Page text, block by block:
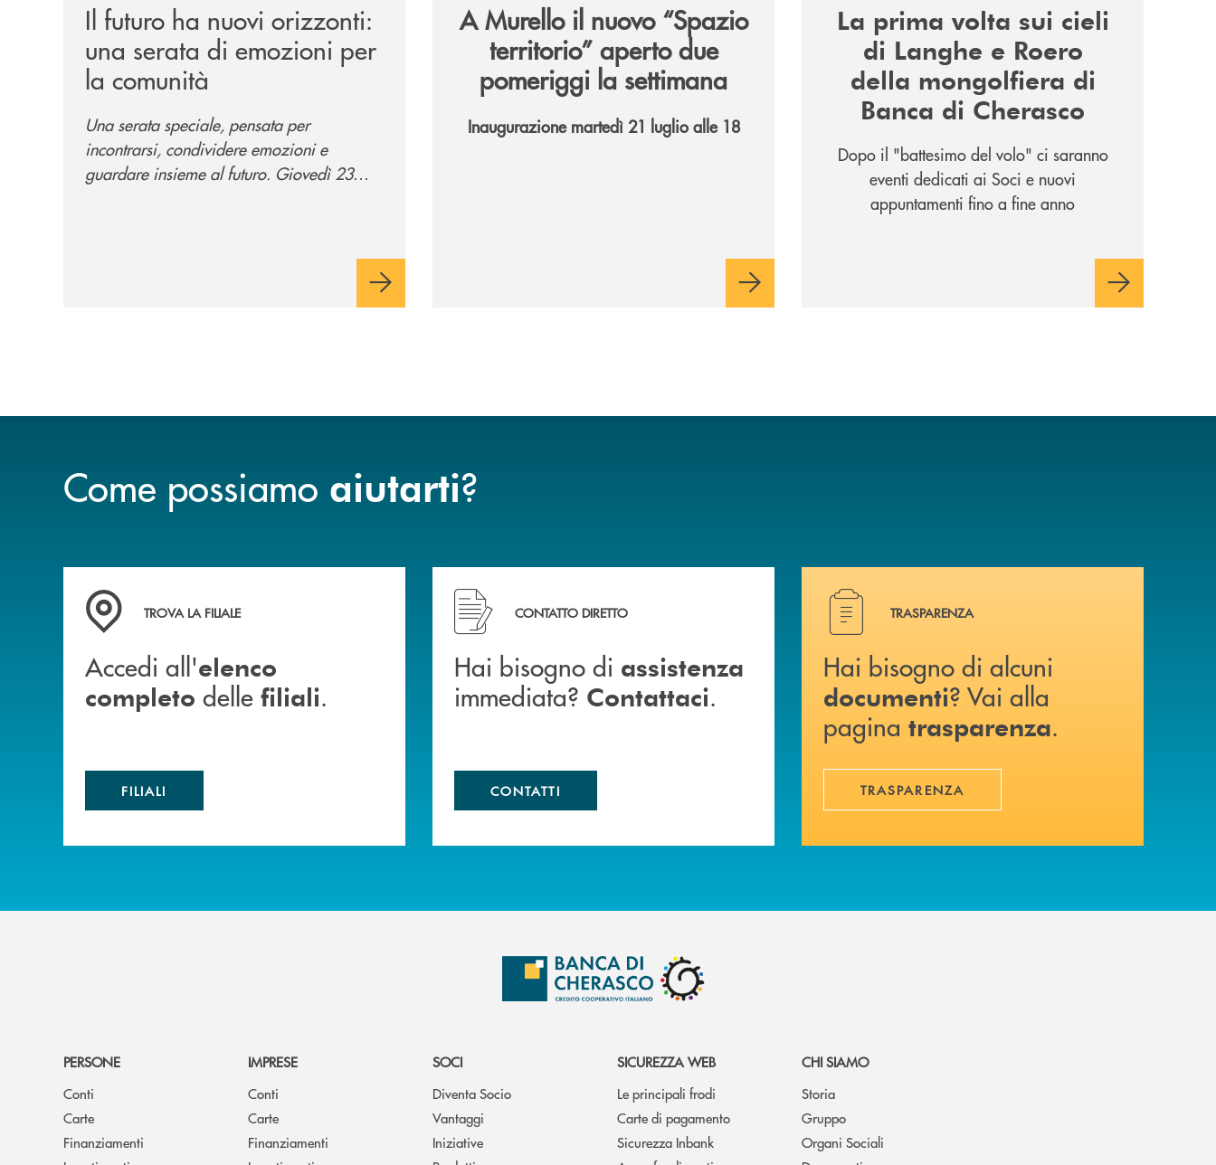
Il futuro ha nuovi orizzonti:
una serata di emozioni per
la comunità
Una serata speciale, pensata per
incontrarsi, condividere emozioni e
guardare insieme al futuro. Giovedì 23
A Murello il nuovo “Spazio
territorio” aperto due
pomeriggi la settimana
Inaugurazione martedì 21 luglio alle 18
La prima volta sui cieli
di Langhe e Roero
della mongolfiera di
Banca di Cherasco
Dopo il "battesimo del volo" ci saranno
eventi dedicati ai Soci e nuovi
appuntamenti fino a fine anno
Come possiamo aiutarti?
Accedi all' elenco completo delle filiali .
TROVA LA FILIALE
Accedi all'elenco
completo delle filiali.
FILIALI
Hai bisogno di assistenza immediata? Contattaci .
CONTATTO DIRETTO
Hai bisogno di assistenza
immediata? Contattaci.
CONTATTI
Hai bisogno di alcuni documenti ? Vai alla pagina
TRASPARENZA
Hai bisogno di alcuni
documenti? Vai alla
pagina trasparenza.
TRASPARENZA
PERSONE
Conti
Carte
Finanziamenti
IMPRESE
Conti
Carte
Finanziamenti
SOCI
Diventa Socio
Vantaggi
Iniziative
SICUREZZA WEB
Le principali frodi
Carte di pagamento
Sicurezza Inbank
CHI SIAMO
Storia
Gruppo
Organi Sociali